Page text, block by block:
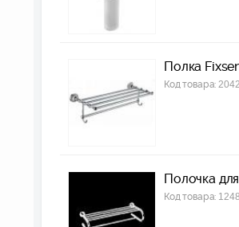
Полка
Код товара:
Полочка
Код товара: